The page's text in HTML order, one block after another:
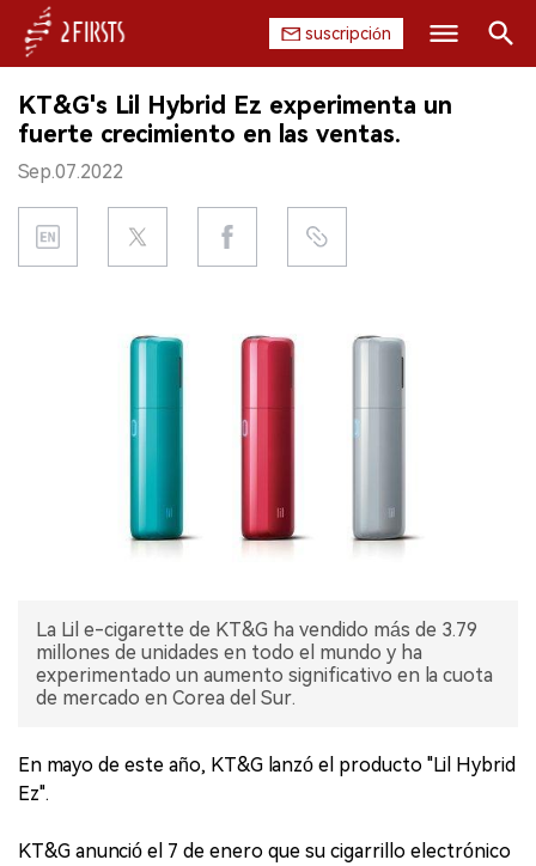
suscripción
INICIO
EMPRESA
PRODUCTO
ENTREVISTA
Buscar
KT&G's Lil Hybrid Ez experimenta un
fuerte crecimiento en las ventas.
Sep.07.2022
La Lil e-cigarette de KT&G ha vendido más de 3.79
millones de unidades en todo el mundo y ha
experimentado un aumento significativo en la cuota
de mercado en Corea del Sur.
En mayo de este año, KT&G lanzó el producto "Lil Hybrid
Ez".
KT&G anunció el 7 de enero que su cigarrillo electrónico